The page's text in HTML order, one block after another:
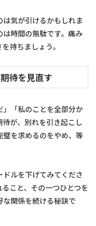
気が引けるかもしれま
時間の無駄です。痛み
持ちましょう。
待を見直す
」「私のことを全部分か
が、別れを引き起こし
璧を求めるのをやめ、等
ルを下げてみてくださ
こと、その一つひとつを
関係を続ける秘訣で